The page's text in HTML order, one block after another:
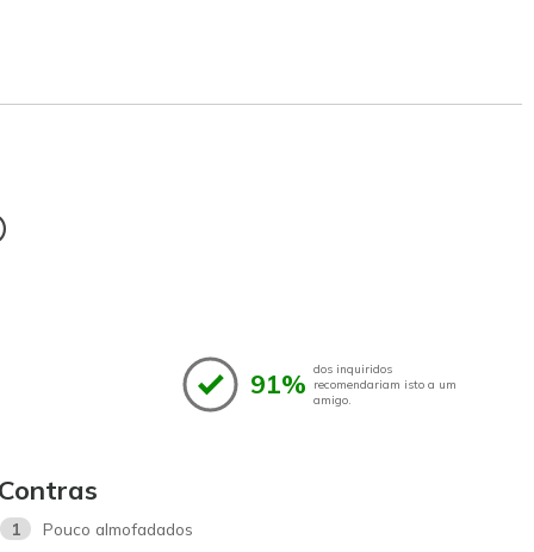
91% dos inquiridos
recomendariam isto a um
amigo.
1 Pouco almofadados